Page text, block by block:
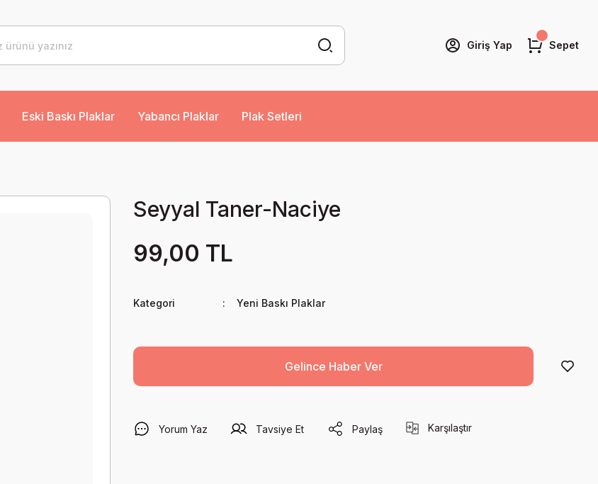
Giriş Yap Sepet
Eski Baskı Plaklar Yabancı Plaklar Plak Setleri
Seyyal Taner-Naciye
99,00 TL
Kategori Yeni Baskı Plaklar
Gelince Haber Ver
Yorum Yaz Tavsiye Et Paylaş Karşılaştır